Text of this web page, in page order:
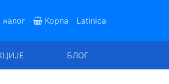
Корпа Latinica
БЛОГ